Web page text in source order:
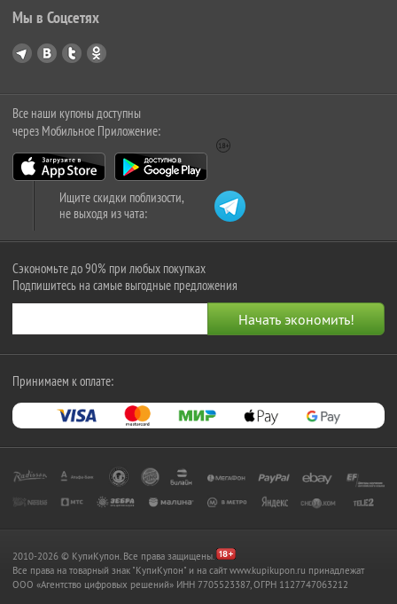
Мы в Соцсетях
Все наши купоны доступны
через Мобильное Приложение:
Ищите скидки поблизости,
не выходя из чата:
Сэкономьте до 90% при любых покупках
Подпишитесь на самые выгодные предложения
Принимаем к оплате:
2010-2026 © КупиКупон. Все права защищены.
Все права на товарный знак "КупиКупон" и на сайт www.kupikupon.ru принадлежат
OOO «Агентство цифровых решений» ИНН 7705523387, ОГРН 1127747063212